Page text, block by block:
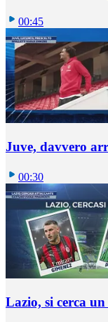
00:45
Juve, davvero
00:30
Lazio, si cerca